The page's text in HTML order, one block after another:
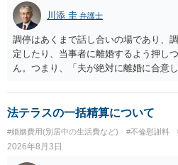
川添 圭 弁護士
調停はあくまで話し合いの場であり、
定したり、当事者に離婚するよう押し
ん。つまり、「夫が絶対に離婚に合意
きません。 調停段階での離婚成立を希
になるような条件提示をする等、模索
をいえば、夫から「この条件なら離婚
条件を全部丸呑みする、という方法し
だ、離婚訴訟をしたくないという考え
法テラスの一括精算について
#婚姻費用(別居中の生活費など) #不倫慰謝料
2026年8月3日